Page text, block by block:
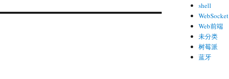
shell
WebSocket
Web前端
未分类
树莓派
蓝牙